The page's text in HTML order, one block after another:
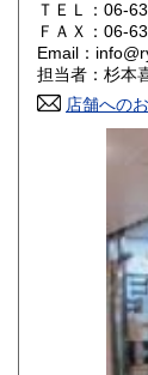
香川県
高知県
ＴＥＬ：06-
ＦＡＸ：06-
Email：
担当者：杉本
店舗への